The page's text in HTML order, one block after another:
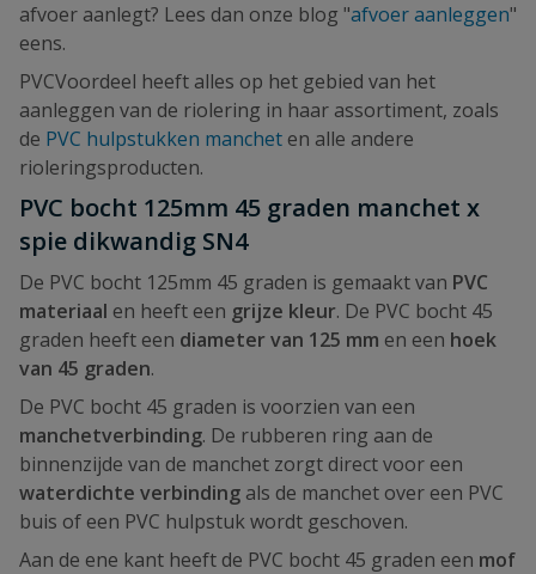
afvoer aanlegt? Lees dan onze blog "afvoer aanleggen"
eens.
PVCVoordeel heeft alles op het gebied van het
aanleggen van de riolering in haar assortiment, zoals
de PVC hulpstukken manchet en alle andere
rioleringsproducten.
PVC bocht 125mm 45 graden manchet x
spie dikwandig SN4
De PVC bocht 125mm 45 graden is gemaakt van PVC
materiaal en heeft een grijze kleur. De PVC bocht 45
graden heeft een diameter van 125 mm en een hoek
van 45 graden.
De PVC bocht 45 graden is voorzien van een
manchetverbinding. De rubberen ring aan de
binnenzijde van de manchet zorgt direct voor een
waterdichte verbinding als de manchet over een PVC
buis of een PVC hulpstuk wordt geschoven.
Aan de ene kant heeft de PVC bocht 45 graden een mof